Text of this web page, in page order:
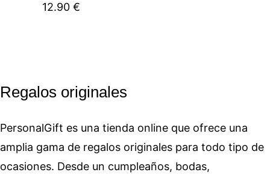
12.90 €
Regalos originales
PersonalGift es una tienda online que ofrece una
amplia gama de regalos originales para todo tipo de
ocasiones. Desde un cumpleaños, bodas,